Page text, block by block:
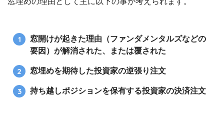
窓開けが起きた理由（ファンダメンタルズなどの
要因）が解消された、または覆された
窓埋めを期待した投資家の逆張り注文
持ち越しポジションを保有する投資家の決済注文